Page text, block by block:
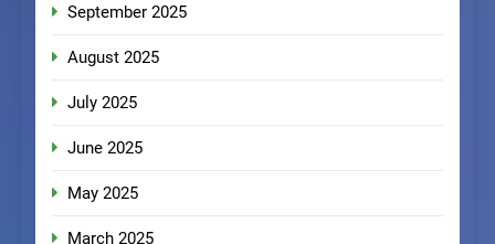
September 2025
August 2025
July 2025
June 2025
May 2025
March 2025